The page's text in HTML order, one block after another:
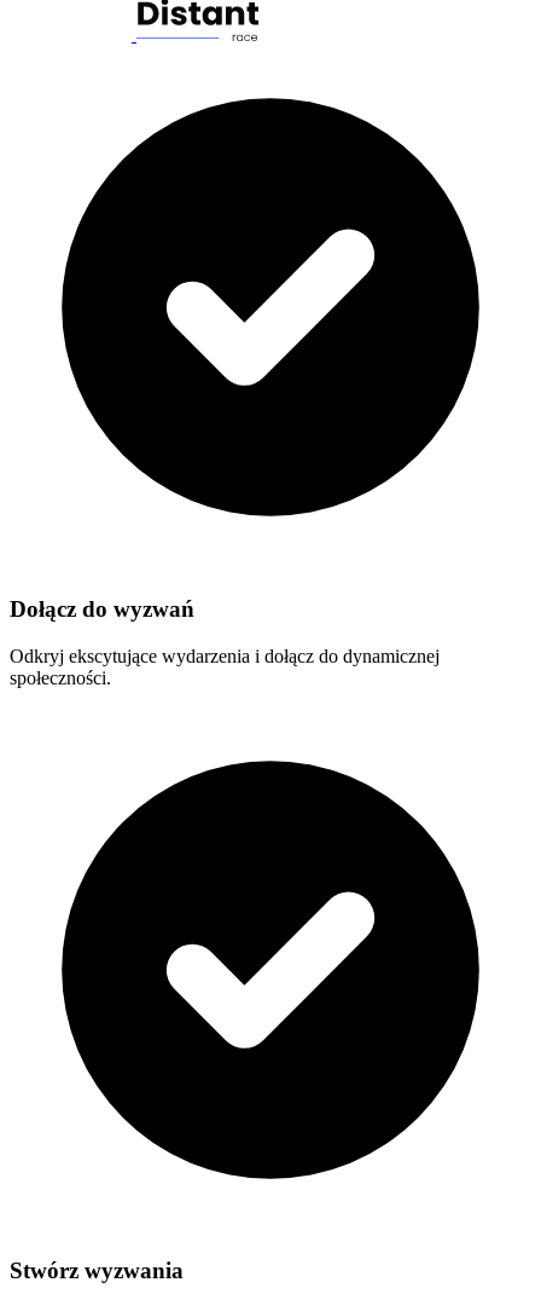
Dołącz do wyzwań
Odkryj ekscytujące wydarzenia i dołącz do dynamicznej
społeczności.
Stwórz wyzwania